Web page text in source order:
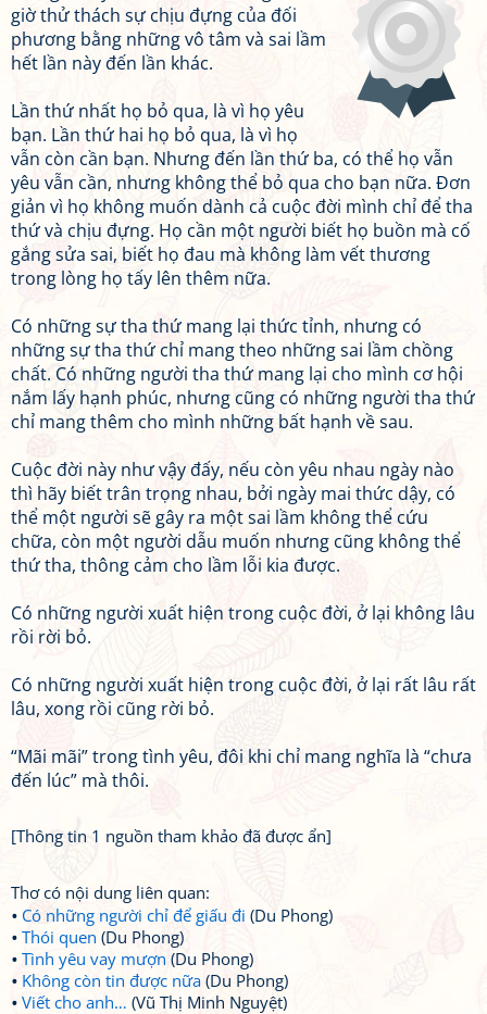
giờ thử thách sự chịu đựng của đối
phương bằng những vô tâm và sai lầm
hết lần này đến lần khác.
Lần thứ nhất họ bỏ qua, là vì họ yêu
bạn. Lần thứ hai họ bỏ qua, là vì họ
vẫn còn cần bạn. Nhưng đến lần thứ ba, có thể họ vẫn
yêu vẫn cần, nhưng không thể bỏ qua cho bạn nữa. Đơn
giản vì họ không muốn dành cả cuộc đời mình chỉ để tha
thứ và chịu đựng. Họ cần một người biết họ buồn mà cố
gắng sửa sai, biết họ đau mà không làm vết thương
trong lòng họ tấy lên thêm nữa.
Có những sự tha thứ mang lại thức tỉnh, nhưng có
những sự tha thứ chỉ mang theo những sai lầm chồng
chất. Có những người tha thứ mang lại cho mình cơ hội
nắm lấy hạnh phúc, nhưng cũng có những người tha thứ
chỉ mang thêm cho mình những bất hạnh về sau.
Cuộc đời này như vậy đấy, nếu còn yêu nhau ngày nào
thì hãy biết trân trọng nhau, bởi ngày mai thức dậy, có
thể một người sẽ gây ra một sai lầm không thể cứu
chữa, còn một người dẫu muốn nhưng cũng không thể
thứ tha, thông cảm cho lầm lỗi kia được.
Có những người xuất hiện trong cuộc đời, ở lại không lâu
rồi rời bỏ.
Có những người xuất hiện trong cuộc đời, ở lại rất lâu rất
lâu, xong rồi cũng rời bỏ.
“Mãi mãi” trong tình yêu, đôi khi chỉ mang nghĩa là “chưa
đến lúc” mà thôi.
[Thông tin 1 nguồn tham khảo đã được ẩn]
Thơ có nội dung liên quan:
Có những người chỉ để giấu đi (Du Phong)
Thói quen (Du Phong)
Tình yêu vay mượn (Du Phong)
Không còn tin được nữa (Du Phong)
Viết cho anh… (Vũ Thị Minh Nguyệt)